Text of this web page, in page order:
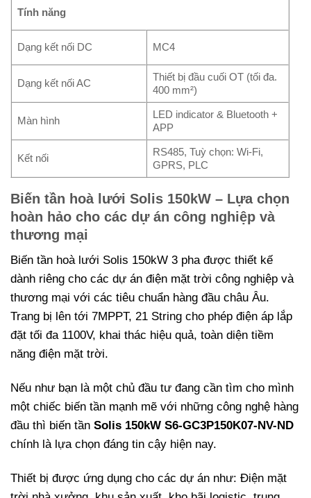
Tính năng
Dạng kết nối DC MC4
Dạng kết nối AC
Thiết bị đầu cuối OT (tối đa.
400 mm²)
Màn hình
LED indicator & Bluetooth +
APP
Kết nối
RS485, Tuỳ chọn: Wi-Fi,
GPRS, PLC
Biến tần hoà lưới Solis 150kW – Lựa chọn
hoàn hảo cho các dự án công nghiệp và
thương mại
Biến tần hoà lưới Solis 150kW 3 pha được thiết kế
dành riêng cho các dự án điện mặt trời công nghiệp và
thương mại với các tiêu chuẩn hàng đầu châu Âu.
Trang bị lên tới 7MPPT, 21 String cho phép điện áp lắp
đặt tối đa 1100V, khai thác hiệu quả, toàn diện tiềm
năng điện mặt trời.
Nếu như bạn là một chủ đầu tư đang cần tìm cho mình
một chiếc biến tần mạnh mẽ với những công nghệ hàng
đầu thì biến tần Solis 150kW S6-GC3P150K07-NV-ND
chính là lựa chọn đáng tin cậy hiện nay.
Thiết bị được ứng dụng cho các dự án như: Điện mặt